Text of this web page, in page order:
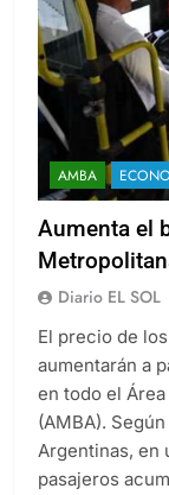
AMBA
Aumenta el
Diario EL SOL
El precio de
aumentarán a
en todo el
(AMBA).
Argentinas, en
pasajeros